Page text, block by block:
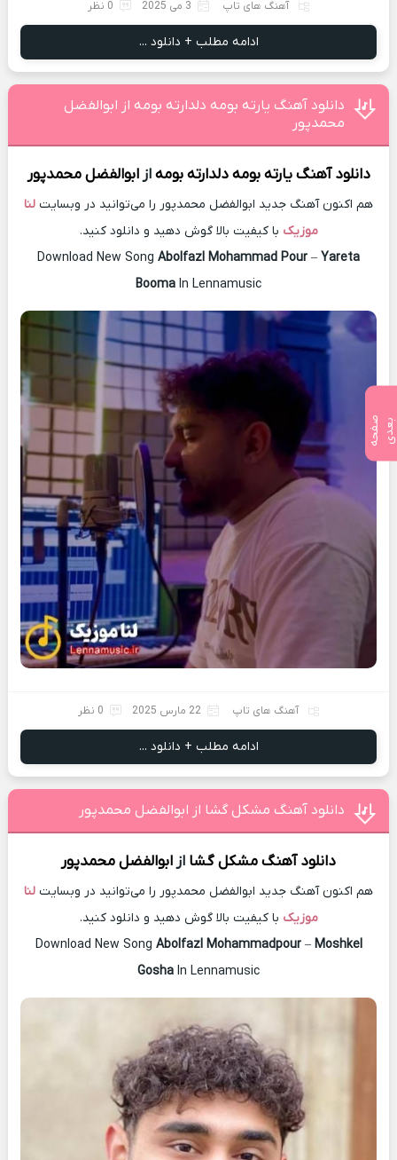
آهنگ های تاپ 3 می 2025 0 نظر
ادامه مطلب + دانلود ...
دانلود آهنگ یارته بومه دلدارته بومه از ابوالفضل
محمدپور
دانلود آهنگ یارته بومه دلدارته بومهازابوالفضل محمدپور
هم اکنون آهنگ جدید ابوالفضل محمدپور را می‌توانید در وبسایت لنا
موزیک با کیفیت بالا گوش دهید و دانلود کنید.
Download New Song Abolfazl Mohammad Pour – Yareta
Booma In Lennamusic
آهنگ های تاپ 22 مارس 2025 0 نظر
ادامه مطلب + دانلود ...
دانلود آهنگ مشکل گشا از ابوالفضل محمدپور
دانلود آهنگمشکل گشا ازابوالفضل محمدپور
هم اکنون آهنگ جدید ابوالفضل محمدپور را می‌توانید در وبسایت لنا
موزیک با کیفیت بالا گوش دهید و دانلود کنید.
Download New Song Abolfazl Mohammadpour– Moshkel
Gosha In Lennamusic
ص
ف
ح
ه ب ع
د ی